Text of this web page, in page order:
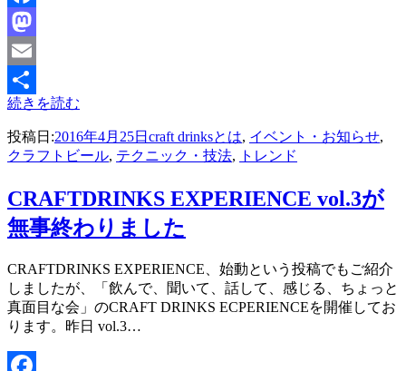
Facebook
Mastodon
Email
共
有
続きを読む
投稿日:2016年4月25日 craft drinksとは, イベント・お知らせ,
クラフトビール, テクニック・技法, トレンド
CRAFTDRINKS EXPERIENCE vol.3が
無事終わりました
投稿者master
CRAFTDRINKS EXPERIENCE、始動という投稿でもご紹介
しましたが、「飲んで、聞いて、話して、感じる、ちょっと
真面目な会」のCRAFT DRINKS ECPERIENCEを開催してお
ります。昨日 vol.3…